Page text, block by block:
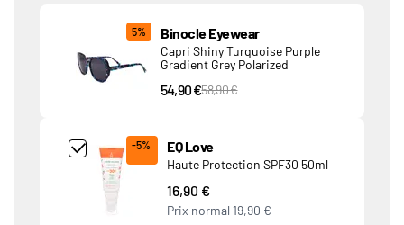
5% Binocle Eyewear
Capri Shiny Turquoise Purple
Gradient Grey Polarized
54,90 €PVC Price
58,90 €
Add Product MjQ4MTk= undefined
-5% EQ Love
Haute Protection SPF30 50ml
16,90 €
Prix normal 19,90 €